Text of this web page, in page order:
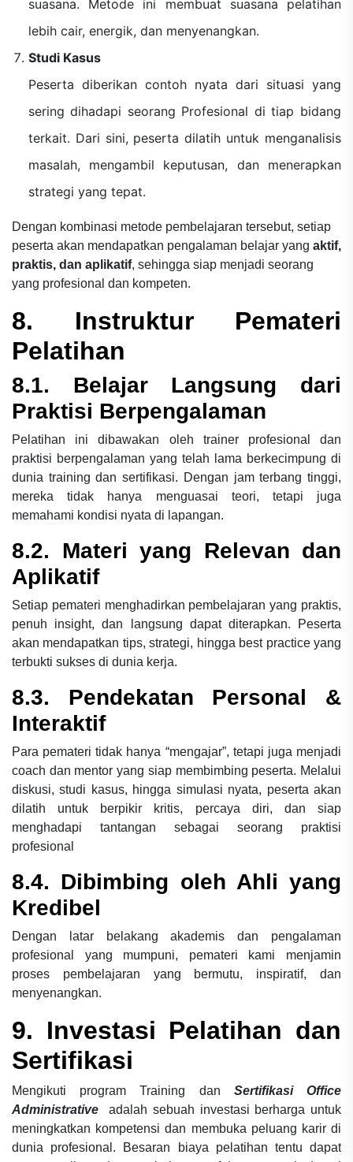
suasana. Metode ini membuat suasana pelatihan
lebih cair, energik, dan menyenangkan.
Studi Kasus
Peserta diberikan contoh nyata dari situasi yang
sering dihadapi seorang Profesional di tiap bidang
terkait. Dari sini, peserta dilatih untuk menganalisis
masalah, mengambil keputusan, dan menerapkan
strategi yang tepat.
Dengan kombinasi metode pembelajaran tersebut, setiap
peserta akan mendapatkan pengalaman belajar yang aktif,
praktis, dan aplikatif, sehingga siap menjadi seorang
yang profesional dan kompeten.
8. Instruktur Pemateri
Pelatihan
8.1. Belajar Langsung dari
Praktisi Berpengalaman
Pelatihan ini dibawakan oleh trainer profesional dan
praktisi berpengalaman yang telah lama berkecimpung di
dunia training dan sertifikasi. Dengan jam terbang tinggi,
mereka tidak hanya menguasai teori, tetapi juga
memahami kondisi nyata di lapangan.
8.2. Materi yang Relevan dan
Aplikatif
Setiap pemateri menghadirkan pembelajaran yang praktis,
penuh insight, dan langsung dapat diterapkan. Peserta
akan mendapatkan tips, strategi, hingga best practice yang
terbukti sukses di dunia kerja.
8.3. Pendekatan Personal &
Interaktif
Para pemateri tidak hanya “mengajar”, tetapi juga menjadi
coach dan mentor yang siap membimbing peserta. Melalui
diskusi, studi kasus, hingga simulasi nyata, peserta akan
dilatih untuk berpikir kritis, percaya diri, dan siap
menghadapi tantangan sebagai seorang praktisi
profesional
8.4. Dibimbing oleh Ahli yang
Kredibel
Dengan latar belakang akademis dan pengalaman
profesional yang mumpuni, pemateri kami menjamin
proses pembelajaran yang bermutu, inspiratif, dan
menyenangkan.
9. Investasi Pelatihan dan
Sertifikasi
Mengikuti program Training dan Sertifikasi Office
Administrative
adalah sebuah investasi berharga untuk
meningkatkan kompetensi dan membuka peluang karir di
dunia profesional. Besaran biaya pelatihan tentu dapat